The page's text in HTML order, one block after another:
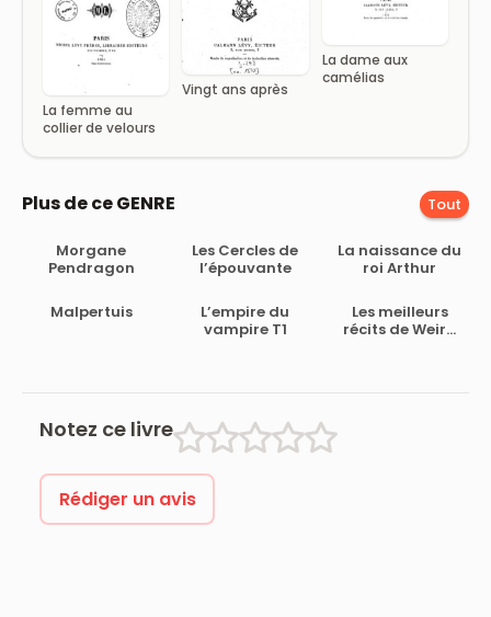
La femme au
collier de velours
Vingt ans après
La dame aux
camélias
Plus de ce GENRE Tout
Morgane
Pendragon
Les Cercles de
l’épouvante
La naissance du
roi Arthur
Malpertuis
L’empire du
vampire T1
Les meilleurs
récits de Weird
Notez ce livre
Rédiger un avis